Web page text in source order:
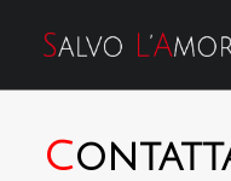
DONA IL TUO 5X1000
C